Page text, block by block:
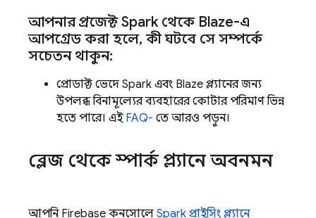
আপনার প্রজেক্ট Spark থেকে Blaze-এ
আপগ্রেড করা হলে, কী ঘটবে সে সম্পর্কে
সচেতন থাকুন:
প্রোডাক্ট ভেদে Spark এবং Blaze প্ল্যানের জন্য
উপলব্ধ বিনামূল্যের ব্যবহারের কোটার পরিমাণ ভিন্ন
হতে পারে। এই FAQ- তে আরও পড়ুন।
ব্লেজ থেকে স্পার্ক প্ল্যানে অবনমন
আপনি Firebase কনসোলে Spark প্রাইসিং প্ল্যানে